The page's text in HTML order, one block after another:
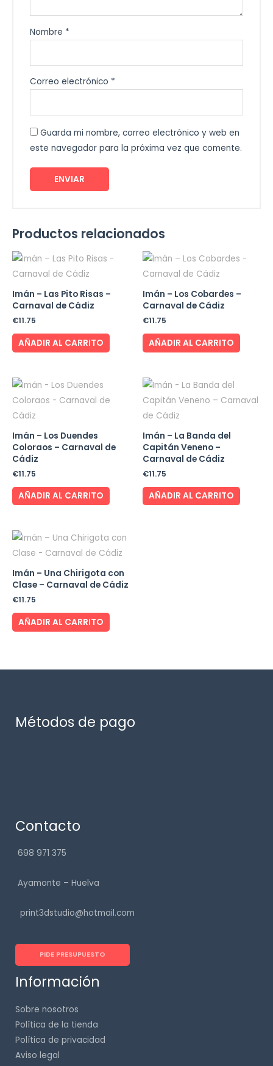
Nombre *
Correo electrónico *
Guarda mi nombre, correo electrónico y web en
este navegador para la próxima vez que comente.
Productos relacionados
Imán – Las Pito Risas –
Carnaval de Cádiz
€11.75
AÑADIR AL CARRITO
Imán – Los Cobardes –
Carnaval de Cádiz
€11.75
AÑADIR AL CARRITO
Imán – Los Duendes
Coloraos – Carnaval de
Cádiz
€11.75
AÑADIR AL CARRITO
Imán – La Banda del
Capitán Veneno –
Carnaval de Cádiz
€11.75
AÑADIR AL CARRITO
Imán – Una Chirigota con
Clase – Carnaval de Cádiz
€11.75
AÑADIR AL CARRITO
Métodos de pago
Contacto
698 971 375
Ayamonte – Huelva
print3dstudio@hotmail.com
PIDE PRESUPUESTO
Información
Sobre nosotros
Política de la tienda
Política de privacidad
Aviso legal